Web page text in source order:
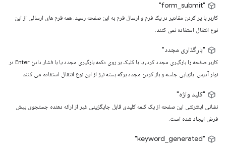
"form_submit"
کاربر با پر کردن مقادیر در یک فرم و ارسال فرم به این صفحه رسید. همه فرم های ارسالی از این
نوع انتقال استفاده نمی کنند.
"بارگذاری مجدد"
کاربر صفحه را بارگیری مجدد کرد، یا با کلیک بر روی دکمه بارگیری مجدد یا با فشار دادن Enter در
نوار آدرس. بازیابی جلسه و باز کردن مجدد برگه بسته نیز از این نوع انتقال استفاده می کنند.
"کلید واژه"
نشانی اینترنتی این صفحه از یک کلمه کلیدی قابل جایگزینی غیر از ارائه دهنده جستجوی پیش
فرض ایجاد شده است.
"keyword_generated"